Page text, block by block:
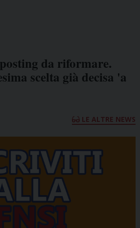
da riformare.
scelta già decisa 'a
LE ALTRE NEWS